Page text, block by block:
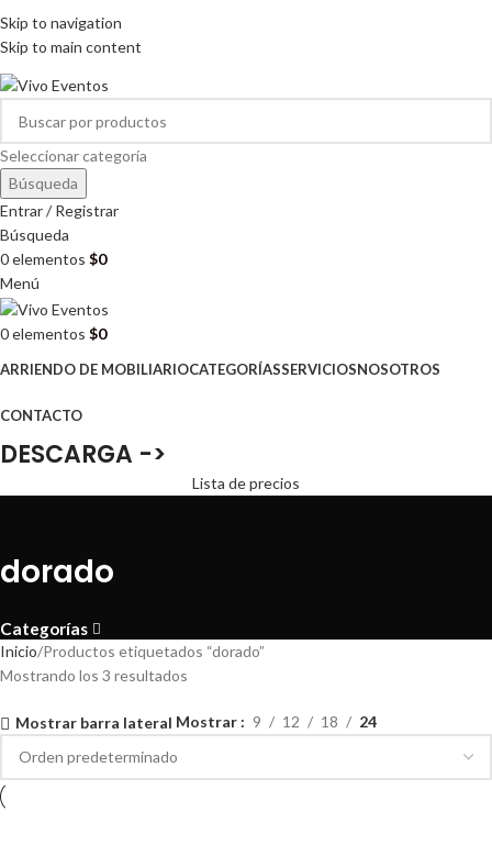
Skip to navigation
Skip to main content
HORARIOS DE ATENCIÓN: 8:00 - 17:00 HORAS
ARRIENDO DE MOBILIARIO PARA EVENTOS
Seleccionar categoría
Búsqueda
Entrar / Registrar
Búsqueda
0elementos $0
Menú
0elementos $0
ARRIENDO DE MOBILIARIOCATEGORÍASSERVICIOSNOSOTROS
CONTACTO
DESCARGA ->
Lista de precios
dorado
Categorías
Inicio Productos etiquetados “dorado”
Mostrando los 3 resultados
Mostrar barra lateral Mostrar 9 12 18 24